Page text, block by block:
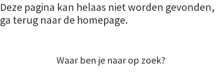
Deze pagina kan helaas niet worden gevonden,
ga terug naar de homepage.
Waar ben je naar op zoek?